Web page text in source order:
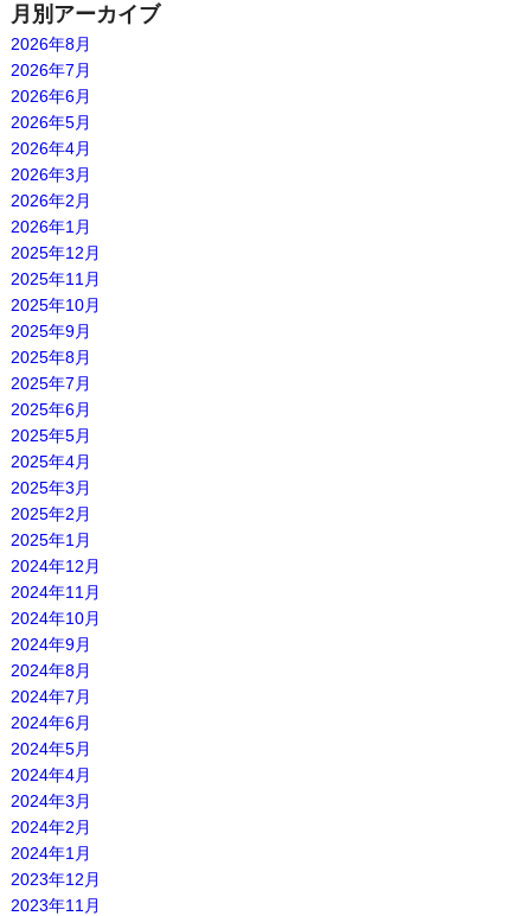
月別アーカイブ
2026年8月
2026年7月
2026年6月
2026年5月
2026年4月
2026年3月
2026年2月
2026年1月
2025年12月
2025年11月
2025年10月
2025年9月
2025年8月
2025年7月
2025年6月
2025年5月
2025年4月
2025年3月
2025年2月
2025年1月
2024年12月
2024年11月
2024年10月
2024年9月
2024年8月
2024年7月
2024年6月
2024年5月
2024年4月
2024年3月
2024年2月
2024年1月
2023年12月
2023年11月